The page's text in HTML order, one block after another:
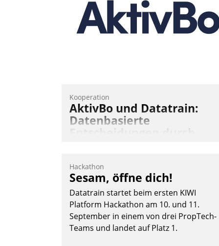
Kooperation
AktivBo und Datatrain:
Datenbasierte
AktivBo und Datatrain kooperieren –
Immobilienunternehmen profitieren: Die
nahtlose Integration der Lösungen von
AktivBo und Datatrain ermöglicht
automatisiert ausgelöste, zielgerichtete
Mieterbefragungen – eine starke
Hackathon
Sesam, öffne dich!
Datatrain startet beim ersten KIWI
Platform Hackathon am 10. und 11.
September in einem von drei PropTech-
Teams und landet auf Platz 1.